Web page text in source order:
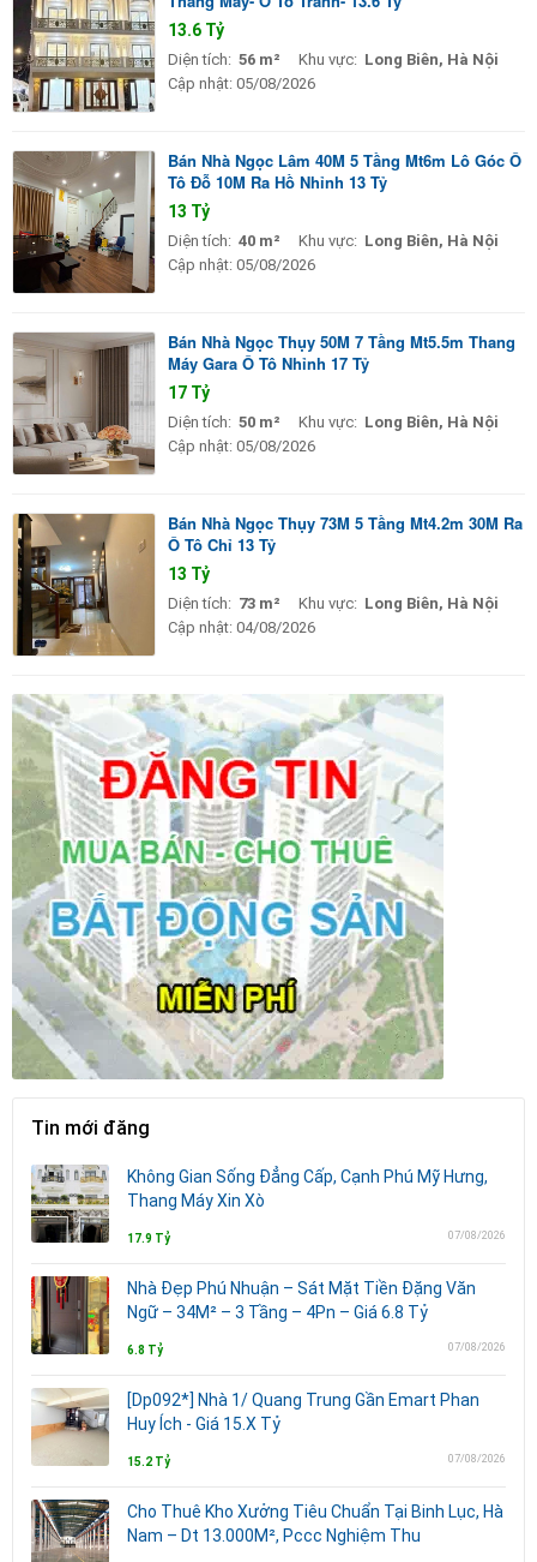
13.6 Tỷ
Diện tích: 56 m² Khu vực: Long Biên, Hà Nội
Cập nhật: 05/08/2026
Bán Nhà Ngọc Lâm 40M 5 Tầng Mt6m Lô Góc Ô
Tô Đỗ 10M Ra Hồ Nhỉnh 13 Tỷ
13 Tỷ
Diện tích: 40 m² Khu vực: Long Biên, Hà Nội
Cập nhật: 05/08/2026
Bán Nhà Ngọc Thụy 50M 7 Tầng Mt5.5m Thang
Máy Gara Ô Tô Nhỉnh 17 Tỷ
17 Tỷ
Diện tích: 50 m² Khu vực: Long Biên, Hà Nội
Cập nhật: 05/08/2026
Bán Nhà Ngọc Thụy 73M 5 Tầng Mt4.2m 30M Ra
Ô Tô Chỉ 13 Tỷ
13 Tỷ
Diện tích: 73 m² Khu vực: Long Biên, Hà Nội
Cập nhật: 04/08/2026
Tin mới đăng
Không Gian Sống Đẳng Cấp, Cạnh Phú Mỹ Hưng,
Thang Máy Xin Xò
17.9 Tỷ 07/08/2026
Nhà Đẹp Phú Nhuận – Sát Mặt Tiền Đặng Văn
Ngữ – 34M² – 3 Tầng – 4Pn – Giá 6.8 Tỷ
6.8 Tỷ 07/08/2026
[Dp092*] Nhà 1/ Quang Trung Gần Emart Phan
Huy Ích - Giá 15.X Tỷ
15.2 Tỷ 07/08/2026
Cho Thuê Kho Xưởng Tiêu Chuẩn Tại Binh Lục, Hà
Nam – Dt 13.000M², Pccc Nghiệm Thu